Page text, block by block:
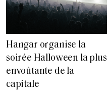
Hangar organise la
soirée Halloween la plus
envoûtante de la
capitale